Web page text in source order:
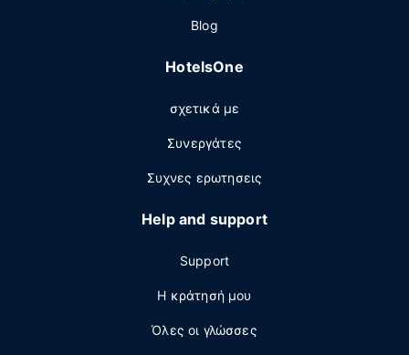
Blog
HotelsOne
σχετικά με
Συνεργάτες
Συχνες ερωτησεις
Help and support
Support
Η κράτησή μου
Όλες οι γλώσσες